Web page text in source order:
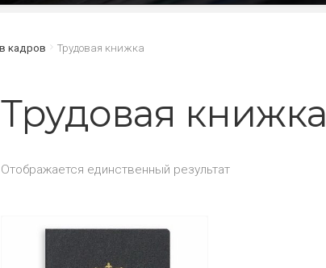
кадров Трудовая книжка
Трудовая книжка
Отображается единственный результат